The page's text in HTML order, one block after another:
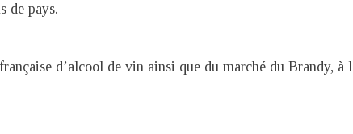
de pays.
d’alcool de vin ainsi que du marché du Brandy, à